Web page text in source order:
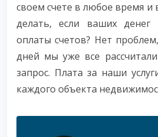
своем счете в любое время и
делать, если ваших денег
оплаты счетов? Нет
дней мы уже все
запрос. Плата за наши
каждого объекта